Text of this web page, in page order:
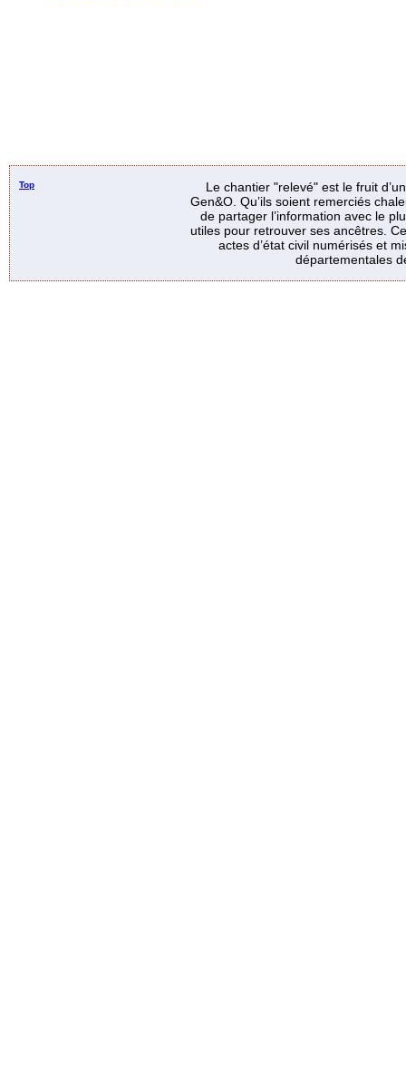
Top
Le chantier "relevé" est le fruit
Gen&O. Qu’ils soient remerciés
de partager l’information avec le
utiles pour retrouver ses ancêtres.
actes d’état civil numérisés et
départementales